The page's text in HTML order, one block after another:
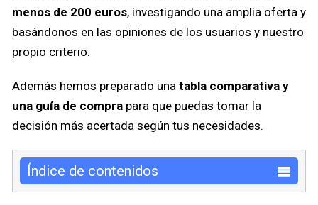
menos de 200 euros, investigando una amplia oferta y
basándonos en las opiniones de los usuarios y nuestro
propio criterio.
Además hemos preparado una tabla comparativa y
una guía de compra para que puedas tomar la
decisión más acertada según tus necesidades.
Índice de contenidos